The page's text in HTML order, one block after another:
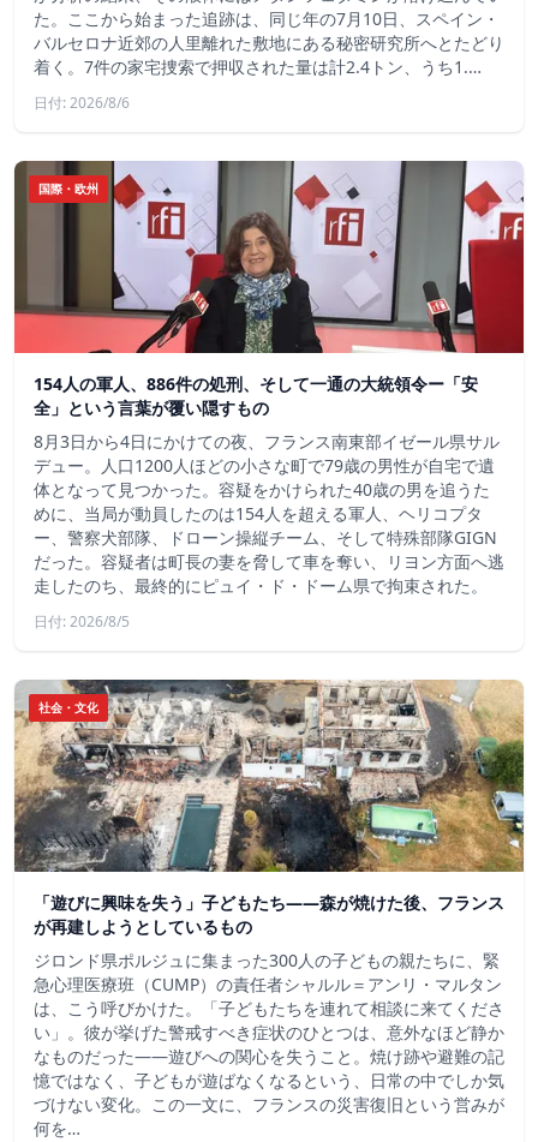
た。ここから始まった追跡は、同じ年の7月10日、スペイン・
バルセロナ近郊の人里離れた敷地にある秘密研究所へとたどり
着く。7件の家宅捜索で押収された量は計2.4トン、うち1.…
日付: 2026/8/6
国際・欧州
154人の軍人、886件の処刑、そして一通の大統領令ー「安
全」という言葉が覆い隠すもの
8月3日から4日にかけての夜、フランス南東部イゼール県サル
デュー。人口1200人ほどの小さな町で79歳の男性が自宅で遺
体となって見つかった。容疑をかけられた40歳の男を追うた
めに、当局が動員したのは154人を超える軍人、ヘリコプタ
ー、警察犬部隊、ドローン操縦チーム、そして特殊部隊GIGN
だった。容疑者は町長の妻を脅して車を奪い、リヨン方面へ逃
走したのち、最終的にピュイ・ド・ドーム県で拘束された。
日付: 2026/8/5
社会・文化
「遊びに興味を失う」子どもたち——森が焼けた後、フランス
が再建しようとしているもの
ジロンド県ポルジュに集まった300人の子どもの親たちに、緊
急心理医療班（CUMP）の責任者シャルル＝アンリ・マルタン
は、こう呼びかけた。「子どもたちを連れて相談に来てくださ
い」。彼が挙げた警戒すべき症状のひとつは、意外なほど静か
なものだった――遊びへの関心を失うこと。焼け跡や避難の記
憶ではなく、子どもが遊ばなくなるという、日常の中でしか気
づけない変化。この一文に、フランスの災害復旧という営みが
何を…